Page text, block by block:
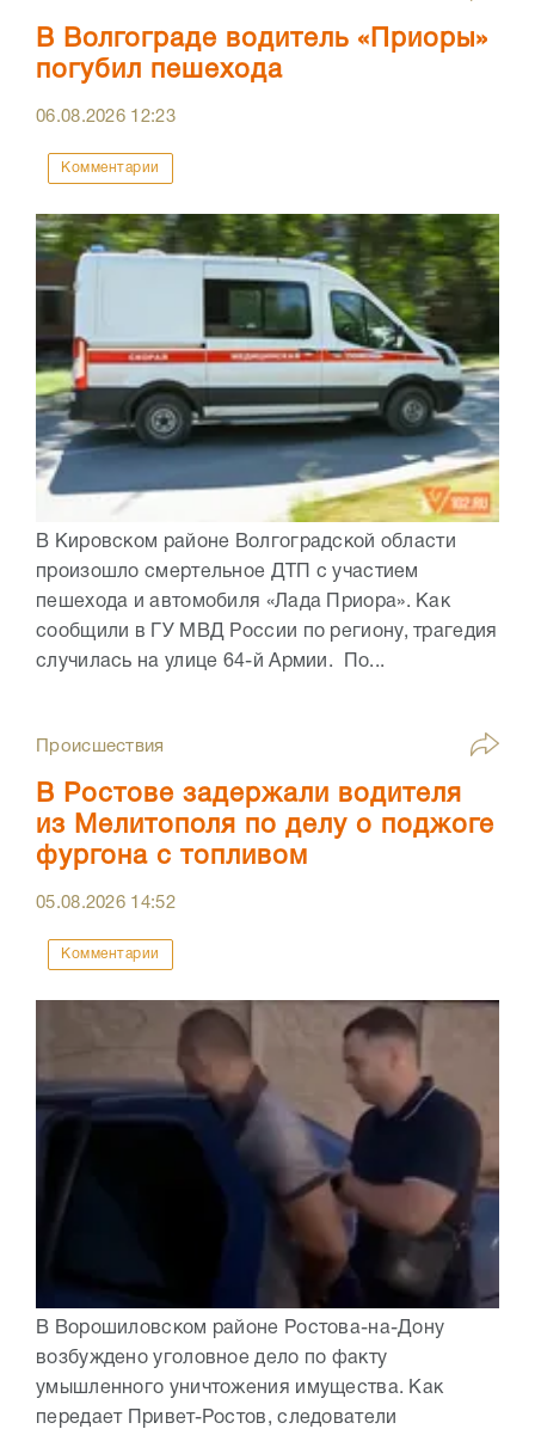
В Волгограде водитель «Приоры»
погубил пешехода
06.08.2026 12:23
Комментарии
В Кировском районе Волгоградской области
произошло смертельное ДТП с участием
пешехода и автомобиля «Лада Приора». Как
сообщили в ГУ МВД России по региону, трагедия
случилась на улице 64-й Армии. По...
Происшествия
В Ростове задержали водителя
из Мелитополя по делу о поджоге
фургона с топливом
05.08.2026 14:52
Комментарии
В Ворошиловском районе Ростова-на-Дону
возбуждено уголовное дело по факту
умышленного уничтожения имущества. Как
передает Привет-Ростов, следователи